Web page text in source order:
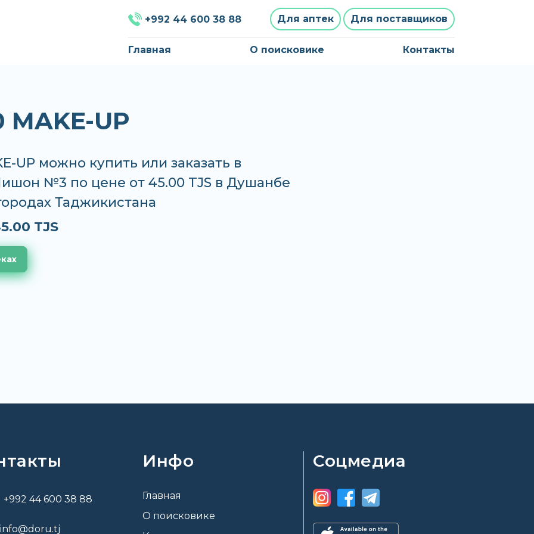
+992 44 600 38 88 Для аптек Для поставщиков
Главная О поисковике Контакты
MAKE-UP
UP можно купить или заказать в
№3 по цене от 45.00 TJS в Душанбе
Таджикистана
TJS
+992 44 600 38 88
info@doru.tj
Инфо
Главная
О поисковике
Соцмедиа